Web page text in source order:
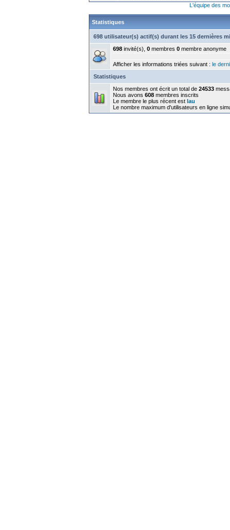
L'équipe des
Statistiques
698 utilisateur(s) actif(s) durant les 15 dernières
698 invité(s), 0 membres 0 membre anonyme
Afficher les informations triées suivant : le
Statistiques
Nos membres ont écrit un total de 24533
Nous avons 608 membres inscrits
Le membre le plus récent est lau
Le nombre maximum d'utilisateurs en ligne